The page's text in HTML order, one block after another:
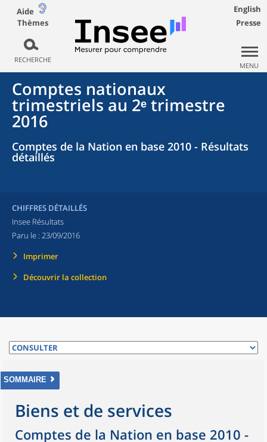
Aide
Thèmes
RECHERCHE
English
Presse
MENU
Comptes nationaux
trimestriels au 2ᵉ trimestre
2016
Comptes de la Nation en base 2010 - Résultats
détaillés
CHIFFRES DÉTAILLÉS
Insee Résultats
Paru le : 23/09/2016
Imprimer
Découvrir la collection
SOMMAIRE
Biens et de services
Comptes de la Nation en base 2010 -